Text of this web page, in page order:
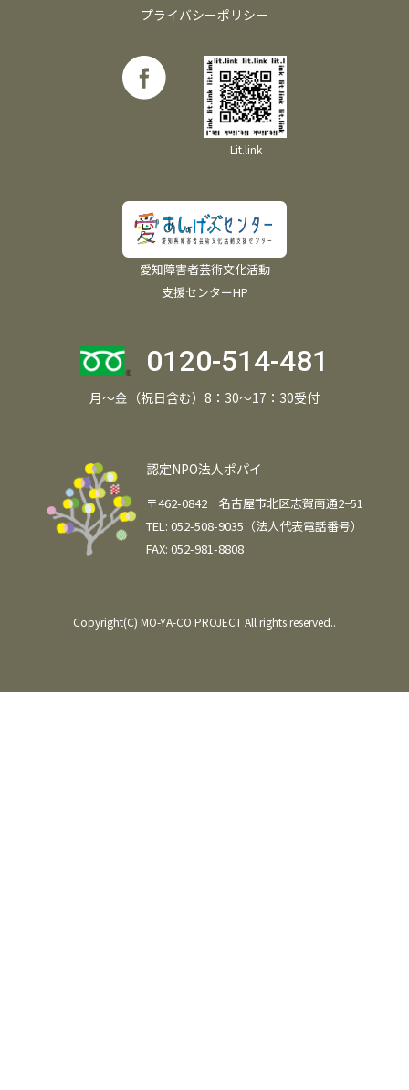
プライバシーポリシー
Lit.link
愛知障害者芸術文化活動
支援センターHP
0120-514-481
月～金（祝日含む）8：30～17：30受付
認定NPO法人ポパイ
〒462-0842 名古屋市北区志賀南通2−51
TEL: 052-508-9035（法人代表電話番号）
FAX: 052-981-8808
Copyright(C) MO-YA-CO PROJECT All rights reserved..